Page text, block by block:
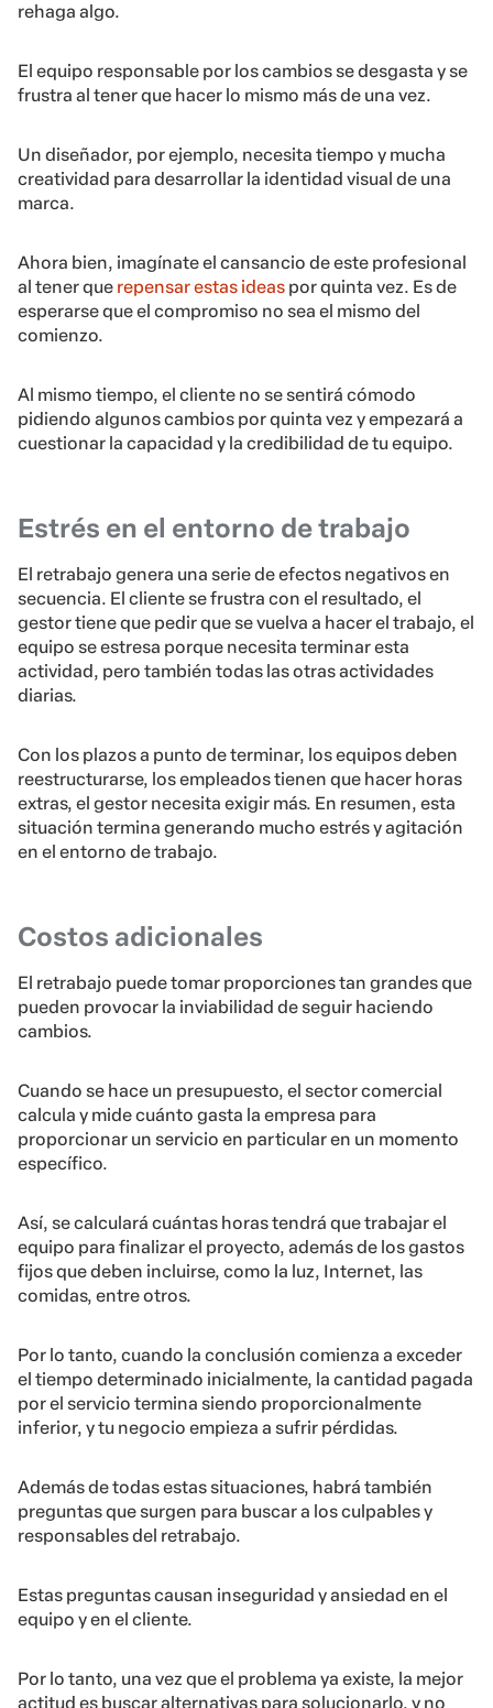
rehaga algo.
El equipo responsable por los cambios se desgasta y se
frustra al tener que hacer lo mismo más de una vez.
Un diseñador, por ejemplo, necesita tiempo y mucha
creatividad para desarrollar la identidad visual de una
marca.
Ahora bien, imagínate el cansancio de este profesional
al tener que repensar estas ideas por quinta vez. Es de
esperarse que el compromiso no sea el mismo del
comienzo.
Al mismo tiempo, el cliente no se sentirá cómodo
pidiendo algunos cambios por quinta vez y empezará a
cuestionar la capacidad y la credibilidad de tu equipo.
Estrés en el entorno de trabajo
El retrabajo genera una serie de efectos negativos en
secuencia. El cliente se frustra con el resultado, el
gestor tiene que pedir que se vuelva a hacer el trabajo, el
equipo se estresa porque necesita terminar esta
actividad, pero también todas las otras actividades
diarias.
Con los plazos a punto de terminar, los equipos deben
reestructurarse, los empleados tienen que hacer horas
extras, el gestor necesita exigir más. En resumen, esta
situación termina generando mucho estrés y agitación
en el entorno de trabajo.
Costos adicionales
El retrabajo puede tomar proporciones tan grandes que
pueden provocar la inviabilidad de seguir haciendo
cambios.
Cuando se hace un presupuesto, el sector comercial
calcula y mide cuánto gasta la empresa para
proporcionar un servicio en particular en un momento
específico.
Así, se calculará cuántas horas tendrá que trabajar el
equipo para finalizar el proyecto, además de los gastos
fijos que deben incluirse, como la luz, Internet, las
comidas, entre otros.
Por lo tanto, cuando la conclusión comienza a exceder
el tiempo determinado inicialmente, la cantidad pagada
por el servicio termina siendo proporcionalmente
inferior, y tu negocio empieza a sufrir pérdidas.
Además de todas estas situaciones, habrá también
preguntas que surgen para buscar a los culpables y
responsables del retrabajo.
Estas preguntas causan inseguridad y ansiedad en el
equipo y en el cliente.
Por lo tanto, una vez que el problema ya existe, la mejor
actitud es buscar alternativas para solucionarlo, y no